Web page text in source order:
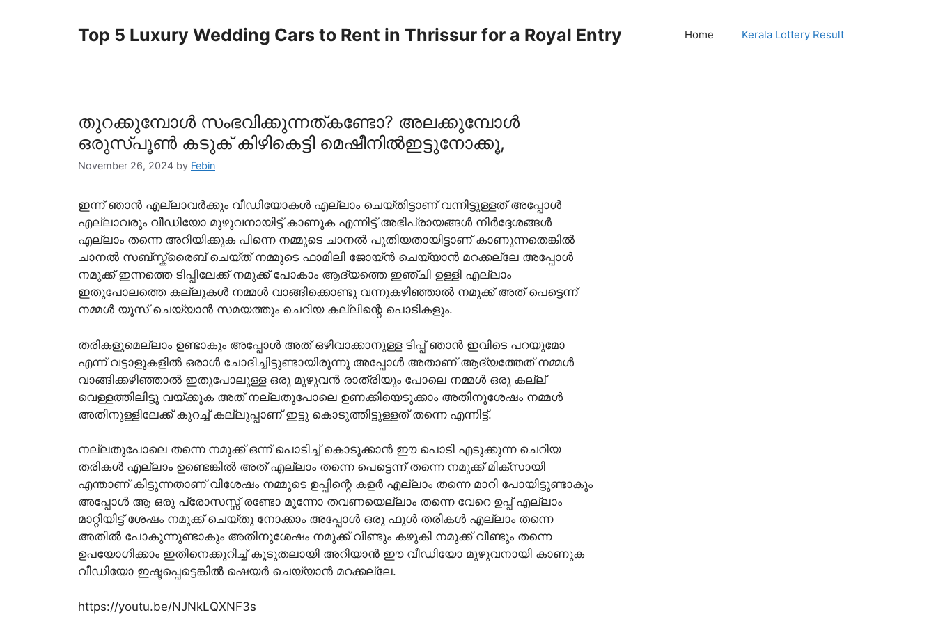
Top 5 Luxury Wedding Cars to Rent in Thrissur for a Royal Entry Home Kerala Lottery Result
തുറക്കുമ്പോൾ സംഭവിക്കുന്നത്കണ്ടോ? അലക്കുമ്പോൾ
ഒരുസ്പൂൺ കടുക് കിഴികെട്ടി മെഷീനിൽഇട്ടുനോക്കൂ,
November 26, 2024 by Febin
ഇന്ന് ഞാൻ എല്ലാവർക്കും വീഡിയോകൾ എല്ലാം ചെയ്തിട്ടാണ് വന്നിട്ടുള്ളത് അപ്പോൾ
എല്ലാവരും വീഡിയോ മുഴുവനായിട്ട് കാണുക എന്നിട്ട് അഭിപ്രായങ്ങൾ നിർദ്ദേശങ്ങൾ
എല്ലാം തന്നെ അറിയിക്കുക പിന്നെ നമ്മുടെ ചാനൽ പുതിയതായിട്ടാണ് കാണുന്നതെങ്കിൽ
ചാനൽ സബ്സ്ക്രൈബ് ചെയ്ത് നമ്മുടെ ഫാമിലി ജോയ്ൻ ചെയ്യാൻ മറക്കല്ലേ അപ്പോൾ
നമുക്ക് ഇന്നത്തെ ടിപ്പിലേക്ക് നമുക്ക് പോകാം ആദ്യത്തെ ഇഞ്ചി ഉള്ളി എല്ലാം
ഇതുപോലത്തെ കല്ലുകൾ നമ്മൾ വാങ്ങിക്കൊണ്ടു വന്നുകഴിഞ്ഞാൽ നമുക്ക് അത് പെട്ടെന്ന്
നമ്മൾ യൂസ് ചെയ്യാൻ സമയത്തും ചെറിയ കല്ലിന്റെ പൊടികളും.
തരികളുമെല്ലാം ഉണ്ടാകും അപ്പോൾ അത് ഒഴിവാക്കാനുള്ള ടിപ്പ് ഞാൻ ഇവിടെ പറയുമോ
എന്ന് വട്ടാളുകളിൽ ഒരാൾ ചോദിച്ചിട്ടുണ്ടായിരുന്നു അപ്പോൾ അതാണ് ആദ്യത്തേത് നമ്മൾ
വാങ്ങിക്കഴിഞ്ഞാൽ ഇതുപോലുള്ള ഒരു മുഴുവൻ രാത്രിയും പോലെ നമ്മൾ ഒരു കല്ല്
വെള്ളത്തിലിട്ടു വയ്ക്കുക അത് നല്ലതുപോലെ ഉണക്കിയെടുക്കാം അതിനുശേഷം നമ്മൾ
അതിനുള്ളിലേക്ക് കുറച്ച് കല്ലുപ്പാണ് ഇട്ടു കൊടുത്തിട്ടുള്ളത് തന്നെ എന്നിട്ട്.
നല്ലതുപോലെ തന്നെ നമുക്ക് ഒന്ന് പൊടിച്ച് കൊടുക്കാൻ ഈ പൊടി എടുക്കുന്ന ചെറിയ
തരികൾ എല്ലാം ഉണ്ടെങ്കിൽ അത് എല്ലാം തന്നെ പെട്ടെന്ന് തന്നെ നമുക്ക് മിക്സായി
എന്താണ് കിട്ടുന്നതാണ് വിശേഷം നമ്മുടെ ഉപ്പിന്റെ കളർ എല്ലാം തന്നെ മാറി പോയിട്ടുണ്ടാകും
അപ്പോൾ ആ ഒരു പ്രോസസ്സ് രണ്ടോ മൂന്നോ തവണയെല്ലാം തന്നെ വേറെ ഉപ്പ് എല്ലാം
മാറ്റിയിട്ട് ശേഷം നമുക്ക് ചെയ്തു നോക്കാം അപ്പോൾ ഒരു ഫുൾ തരികൾ എല്ലാം തന്നെ
അതിൽ പോകുന്നുണ്ടാകും അതിനുശേഷം നമുക്ക് വീണ്ടും കഴുകി നമുക്ക് വീണ്ടും തന്നെ
ഉപയോഗിക്കാം ഇതിനെക്കുറിച്ച് കൂടുതലായി അറിയാൻ ഈ വീഡിയോ മുഴുവനായി കാണുക
വീഡിയോ ഇഷ്ടപ്പെട്ടെങ്കിൽ ഷെയർ ചെയ്യാൻ മറക്കല്ലേ.
https://youtu.be/NJNkLQXNF3s